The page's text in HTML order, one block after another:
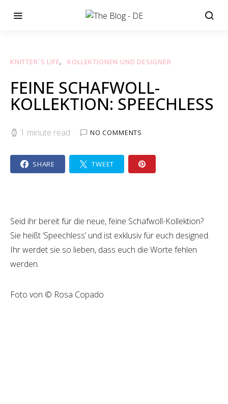
KNITTER´S LIFE KOLLEKTIONEN UND DESIGNER
FEINE SCHAFWOLL-
KOLLEKTION: SPEECHLESS
1 minute read NO COMMENTS
SHARE TWEET
Seid ihr bereit für die neue, feine Schafwoll-Kollektion?
Sie heißt ‘Speechless’ und ist exklusiv für euch designed.
Ihr werdet sie so lieben, dass euch die Worte fehlen
werden.
Foto von © Rosa Copado